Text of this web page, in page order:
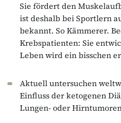
Sie fördert den
ist deshalb bei Sportlern
bekannt. So Kämmerer.
Krebspatienten: Sie
Leben wird ein bisschen
Aktuell untersuchen
Einfluss der ketogenen
Lungen- oder